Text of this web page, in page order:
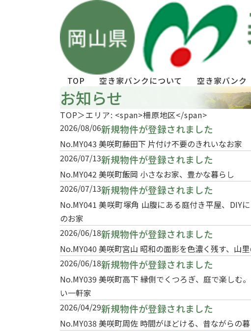
TOP 空き家バンクについて 空き家バンク
お知らせ
TOP
エリア: <span>柵原地区</span>
2026/08/06新規物件が登録されました
No.MY043 美咲町藤田下 片付け不要のきれいなお家
2026/07/13新規物件が登録されました
No.MY042 美咲町飯岡 小さなお家、豊かな暮らし
2026/07/13新規物件が登録されました
No.MY041 美咲町塚角 山腹にある庭付き平屋、DIY
のお家
2026/06/18新規物件が登録されました
No.MY040 美咲町宮山 昭和の面影を色濃く残す、山
2026/06/18新規物件が登録されました
No.MY039 美咲町高下 縁側でくつろぎ、庭で楽しむ
い一軒家
2026/04/29新規物件が登録されました
No.MY038 美咲町周佐 時間がほどける、昔ながらの